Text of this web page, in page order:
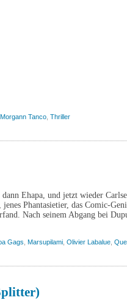
Morgann Tanco Thriller
dann Ehapa, und jetzt wieder
Phantasietier, das Comic-
Nach seinem Abgang bei
Gags Marsupilami Olivier Labalue